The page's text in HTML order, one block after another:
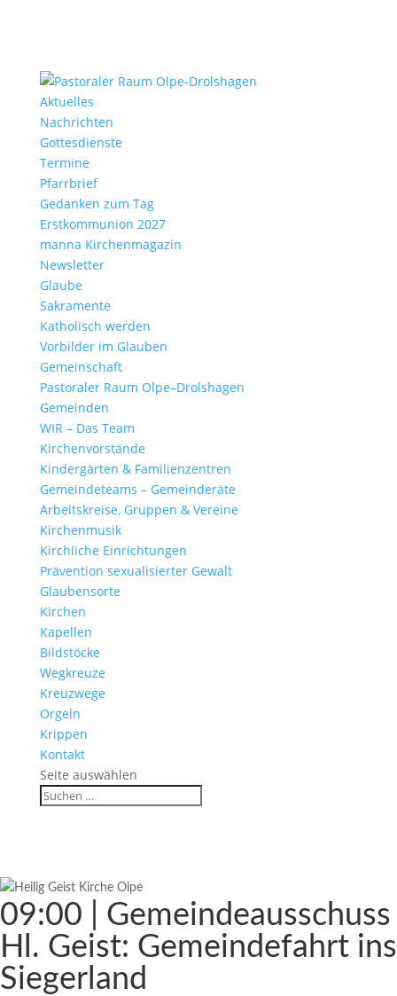
Aktu­elles
Nach­richten
Gottes­dienste
Termine
Pfarr­brief
Gedanken zum Tag
Erst­kom­mu­nion 2027
manna Kirchen­ma­gazin
News­letter
Glaube
Sakra­mente
Katho­lisch werden
Vorbilder im Glauben
Gemein­schaft
Pasto­raler Raum Olpe–Drolshagen
Gemeinden
WIR – Das Team
Kirchen­vor­stände
Kinder­gärten & Familienzentren
Gemein­de­teams – Gemeinderäte
Arbeits­kreise, Gruppen & Vereine
Kirchen­musik
Kirch­liche Einrichtungen
Präven­tion sexua­li­sierter Gewalt
Glau­ben­s­orte
Kirchen
Kapellen
Bild­stöcke
Wegkreuze
Kreuz­wege
Orgeln
Krippen
Kontakt
Seite auswählen
09:00 | Gemein­de­aus­schuss
Hl. Geist: Gemein­de­fahrt ins
Siegerland